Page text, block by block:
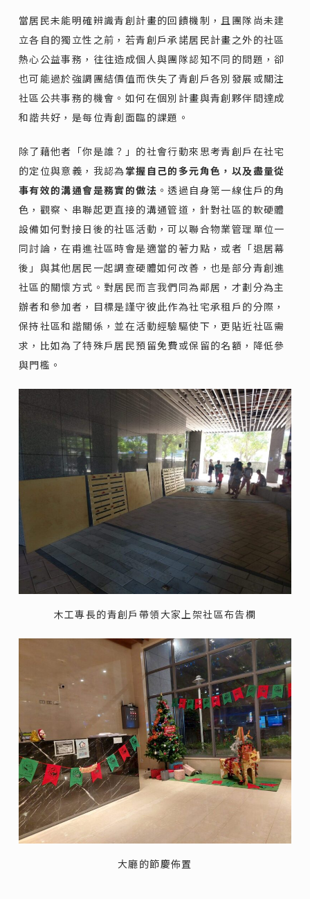
當居民未能明確辨識青創計畫的回饋機制，且團隊尚未建
立各自的獨立性之前，若青創戶承諾居民計畫之外的社區
熱心公益事務，往往造成個人與團隊認知不同的問題，卻
也可能過於強調團結價值而佚失了青創戶各別發展或關注
社區公共事務的機會。如何在個別計畫與青創夥伴間達成
和諧共好，是每位青創面臨的課題。
除了藉他者「你是誰？」的社會行動來思考青創戶在社宅
的定位與意義，我認為掌握自己的多元角色，以及盡量從
事有效的溝通會是務實的做法 。透過自身第一線住戶的角
色，觀察、串聯起更直接的溝通管道，針對社區的軟硬體
設備如何對接日後的社區活動，可以聯合物業管理單位一
同討論，在甫進社區時會是適當的著力點，或者「退居幕
後」與其他居民一起調查硬體如何改善，也是部分青創進
社區的關懷方式。對居民而言我們同為鄰居，才劃分為主
辦者和參加者，目標是謹守彼此作為社宅承租戶的分際，
保持社區和諧關係，並在活動經驗驅使下，更貼近社區需
求，比如為了特殊戶居民預留免費或保留的名額，降低參
與門檻。
木工專長的青創戶帶領大家上架社區布告欄
大廳的節慶佈置